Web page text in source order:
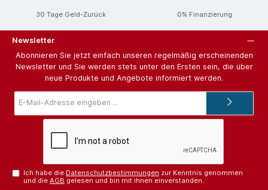
30 Tage Geld-Zurück 0% Finanzierung
Newsletter
Abonnieren Sie jetzt einfach unseren regelmäßig erscheinenden
Newsletter und Sie werden stets unter den Ersten sein, die über
neue Produkte und Angebote informiert werden.
Mail-
Ich habe die Datenschutzbestimmungen zur Kenntnis genommen
und dieAGB gelesen und bin mit ihnen einverstanden.